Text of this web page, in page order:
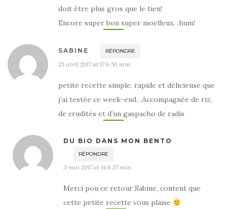
doit être plus gros que le tien!
Encore super bon super moelleux…hum!
SABINE RÉPONDRE
25 avril 2017 at 17 h 56 min
petite recette simple, rapide et délicieuse que
j’ai testée ce week-end…Accompagnée de riz,
de crudités et d’un gaspacho de radis
DU BIO DANS MON BENTO
RÉPONDRE
3 mai 2017 at 14 h 27 min
Merci pou ce retour Sabine, content que
cette petite recette vous plaise